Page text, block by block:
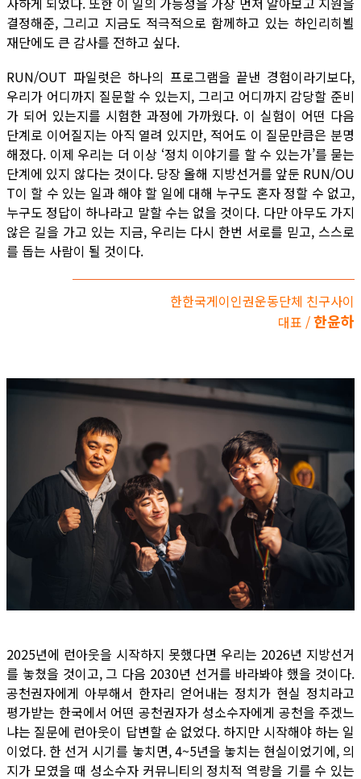
결정해준, 그리고 지금도 적극적으로 함께하고 있는 하인리히뵐
재단에도 큰 감사를 전하고 싶다.
RUN/OUT 파일럿은 하나의 프로그램을 끝낸 경험이라기보다,
우리가 어디까지 질문할 수 있는지, 그리고 어디까지 감당할 준비
가 되어 있는지를 시험한 과정에 가까웠다. 이 실험이 어떤 다음
단계로 이어질지는 아직 열려 있지만, 적어도 이 질문만큼은 분명
해졌다. 이제 우리는 더 이상 ‘정치 이야기를 할 수 있는가’를 묻는
단계에 있지 않다는 것이다. 당장 올해 지방선거를 앞둔 RUN/OU
T이 할 수 있는 일과 해야 할 일에 대해 누구도 혼자 정할 수 없고,
누구도 정답이 하나라고 말할 수는 없을 것이다. 다만 아무도 가지
않은 길을 가고 있는 지금, 우리는 다시 한번 서로를 믿고, 스스로
를 돕는 사람이 될 것이다.
한한국게이인권운동단체 친구사이
대표 /한윤하
2025년에 런아웃을 시작하지 못했다면 우리는 2026년 지방선거
를 놓쳤을 것이고, 그 다음 2030년 선거를 바라봐야 했을 것이다.
공천권자에게 아부해서 한자리 얻어내는 정치가 현실 정치라고
평가받는 한국에서 어떤 공천권자가 성소수자에게 공천을 주겠느
냐는 질문에 런아웃이 답변할 순 없었다. 하지만 시작해야 하는 일
이었다. 한 선거 시기를 놓치면, 4~5년을 놓치는 현실이었기에, 의
지가 모였을 때 성소수자 커뮤니티의 정치적 역량을 기를 수 있는